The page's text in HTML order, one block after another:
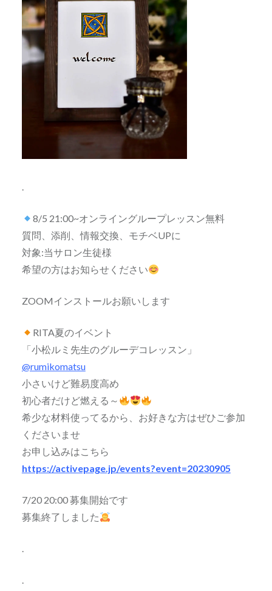
.
8/5 21:00~オンライングループレッスン無料
質問、添削、情報交換、モチベUPに
対象:当サロン生徒様
希望の方はお知らせください
ZOOMインストールお願いします
RITA夏のイベント
「小松ルミ先生のグルーデコレッスン」
@rumikomatsu
小さいけど難易度高め
初心者だけど燃える～
希少な材料使ってるから、お好きな方はぜひご参加
くださいませ
お申し込みはこちら
https://activepage.jp/events?event=20230905
7/20 20:00 募集開始です
募集終了しました
.
.